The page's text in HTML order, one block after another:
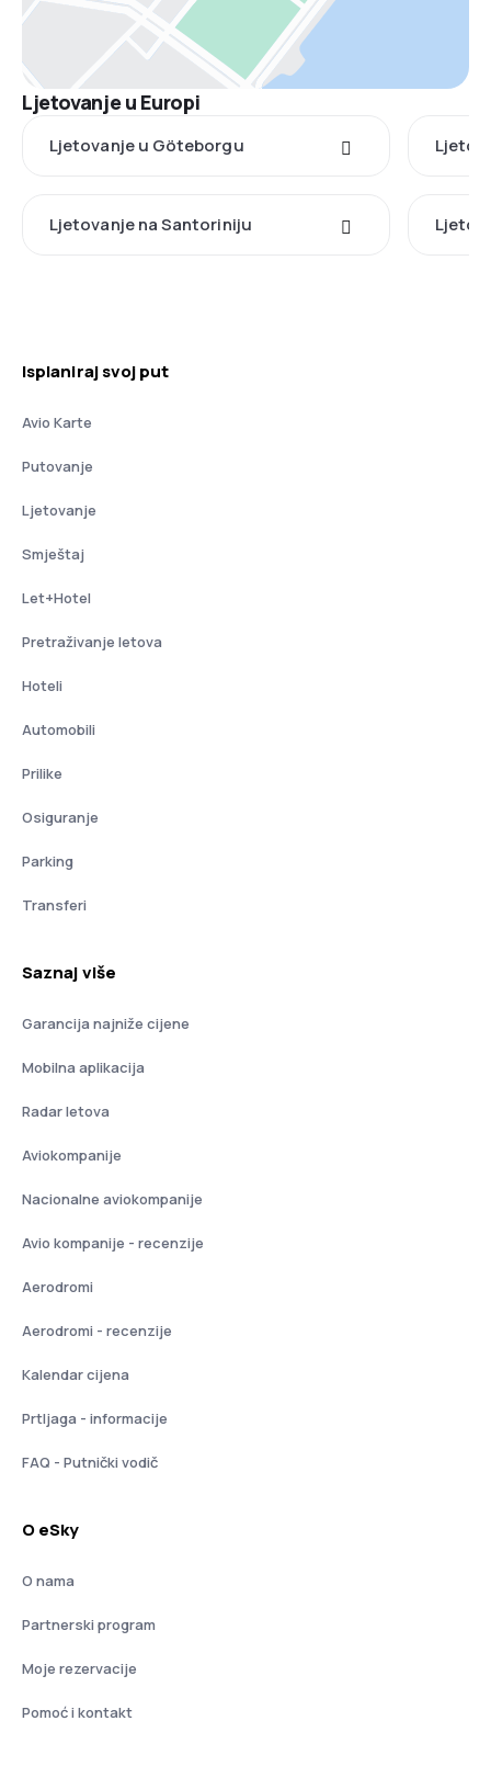
Ljetovanje u Europi
Ljetovanje u Göteborgu
Ljetovanje na Santoriniju
Isplaniraj svoj put
Avio Karte
Putovanje
Ljetovanje
Smještaj
Let+Hotel
Pretraživanje letova
Hoteli
Automobili
Prilike
Osiguranje
Parking
Transferi
Saznaj više
Garancija najniže cijene
Mobilna aplikacija
Radar letova
Aviokompanije
Nacionalne aviokompanije
Avio kompanije - recenzije
Aerodromi
Aerodromi - recenzije
Kalendar cijena
Prtljaga - informacije
FAQ - Putnički vodič
O eSky
O nama
Partnerski program
Moje rezervacije
Pomoć i kontakt